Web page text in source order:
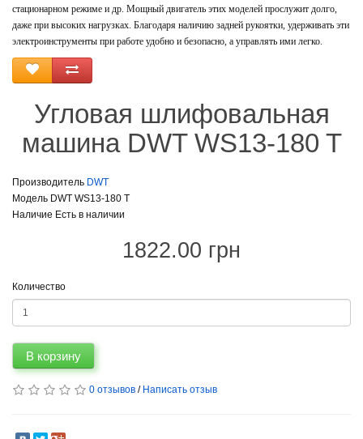
стационарном режиме и др. Мощный двигатель этих моделей прослужит долго,
даже при высоких нагрузках. Благодаря наличию задней рукоятки, удерживать эти
электроинструменты при работе удобно и безопасно, а управлять ими легко.
Угловая шлифовальная
машина DWT WS13-180 T
Производитель DWT
Модель DWT WS13-180 T
Наличие Есть в наличии
1822.00 грн
Количество
В корзину
0 отзывов / Написать отзыв